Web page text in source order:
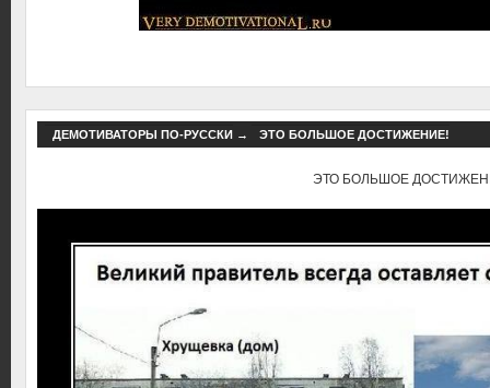
ДЕМОТИВАТОРЫ ПО-РУССКИ→ ЭТО БОЛЬШОЕ ДОСТИЖЕНИЕ!
ЭТО БОЛЬШОЕ